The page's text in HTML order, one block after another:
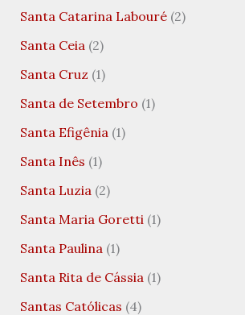
Santa Catarina Labouré(2)
Santa Ceia (2)
Santa Cruz (1)
Santa de Setembro (1)
Santa Efigênia (1)
Santa Inês (1)
Santa Luzia (2)
Santa Maria Goretti (1)
Santa Paulina (1)
Santa Rita de Cássia (1)
Santas Católicas (4)